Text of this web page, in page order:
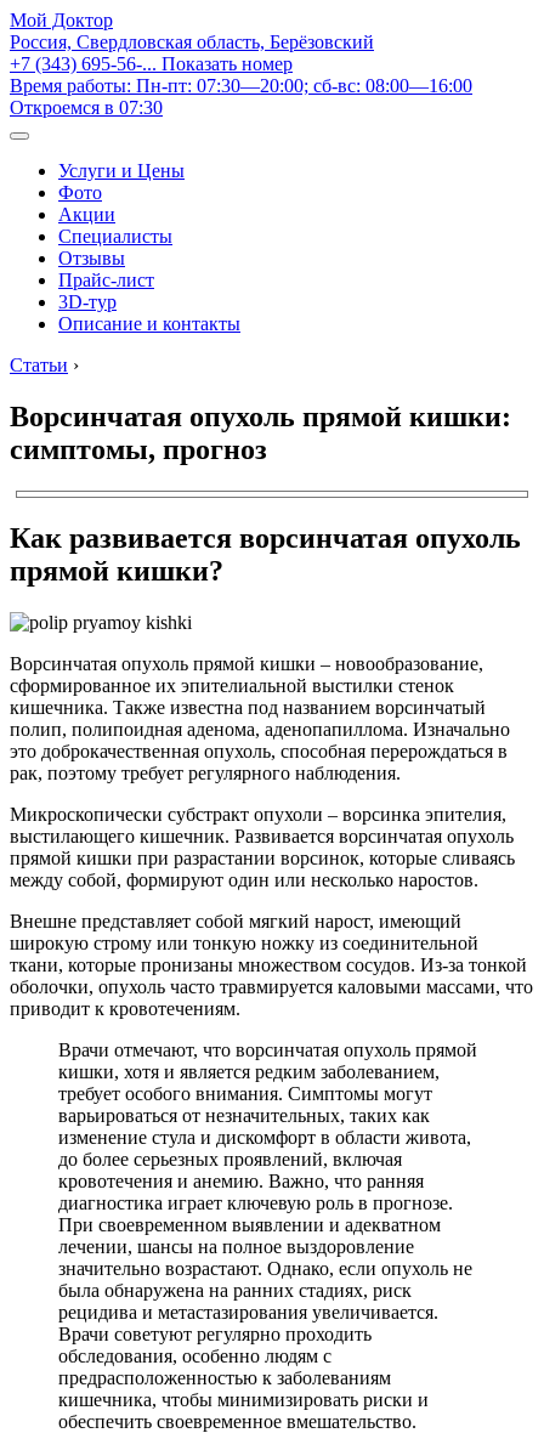
Мой Доктор
Россия, Свердловская область, Берёзовский
+7 (343) 695-56-... Показать номер
Время работы: Пн-пт: 07:30—20:00; сб-вс: 08:00—16:00
Откроемся в 07:30
Услуги и Цены
Фото
Акции
Специалисты
Отзывы
Прайс-лист
3D-тур
Описание и контакты
Статьи ›
Ворсинчатая опухоль прямой кишки:
симптомы, прогноз
Как развивается ворсинчатая опухоль
прямой кишки?
Ворсинчатая опухоль прямой кишки – новообразование,
сформированное их эпителиальной выстилки стенок
кишечника. Также известна под названием ворсинчатый
полип, полипоидная аденома, аденопапиллома. Изначально
это доброкачественная опухоль, способная перерождаться в
рак, поэтому требует регулярного наблюдения.
Микроскопически субстракт опухоли – ворсинка эпителия,
выстилающего кишечник. Развивается ворсинчатая опухоль
прямой кишки при разрастании ворсинок, которые сливаясь
между собой, формируют один или несколько наростов.
Внешне представляет собой мягкий нарост, имеющий
широкую строму или тонкую ножку из соединительной
ткани, которые пронизаны множеством сосудов. Из-за тонкой
оболочки, опухоль часто травмируется каловыми массами, что
приводит к кровотечениям.
Врачи отмечают, что ворсинчатая опухоль прямой
кишки, хотя и является редким заболеванием,
требует особого внимания. Симптомы могут
варьироваться от незначительных, таких как
изменение стула и дискомфорт в области живота,
до более серьезных проявлений, включая
кровотечения и анемию. Важно, что ранняя
диагностика играет ключевую роль в прогнозе.
При своевременном выявлении и адекватном
лечении, шансы на полное выздоровление
значительно возрастают. Однако, если опухоль не
была обнаружена на ранних стадиях, риск
рецидива и метастазирования увеличивается.
Врачи советуют регулярно проходить
обследования, особенно людям с
предрасположенностью к заболеваниям
кишечника, чтобы минимизировать риски и
обеспечить своевременное вмешательство.